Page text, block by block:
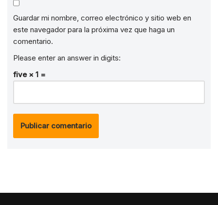
Guardar mi nombre, correo electrónico y sitio web en
este navegador para la próxima vez que haga un
comentario.
Please enter an answer in digits:
five × 1 =